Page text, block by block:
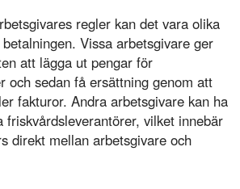
regler kan det vara olika
Vissa arbetsgivare ger
att lägga ut pengar för
och sedan få ersättning genom att
fakturor. Andra arbetsgivare kan ha
friskvårdsleverantörer, vilket innebär
direkt mellan arbetsgivare och